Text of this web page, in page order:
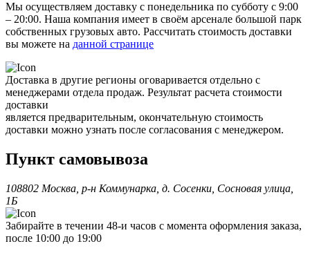
Мы осуществляем доставку с понедельника по субботу с 9:00
– 20:00. Наша компания имеет в своём арсенале большой парк
собственных грузовых авто. Рассчитать стоимость доставки
вы можете на данной странице
Доставка в другие регионы оговаривается отдельно с
менеджерами отдела продаж. Результат расчета стоимости
доставки
является предварительным, окончательную стоимость
доставки можно узнать после согласования с менеджером.
Пункт самовывоза
108802 Москва, р-н Коммунарка, д. Сосенки, Сосновая улица,
1Б
Забирайте в течении 48-и часов с момента оформления заказа,
после 10:00 до 19:00